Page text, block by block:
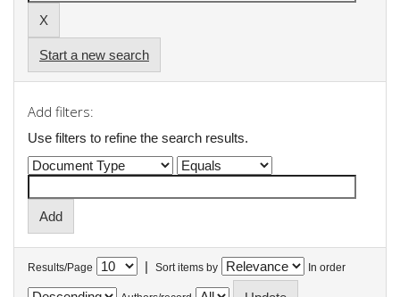
Start a new search
Add filters:
Use filters to refine the search results.
Results/Page | Sort items by In order